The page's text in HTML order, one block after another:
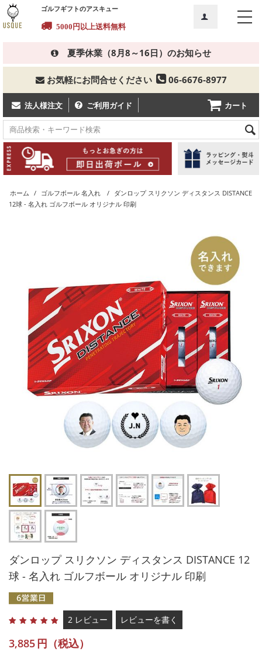
ゴルフギフトのアスキュー
5000円以上送料無料
夏季休業（8月8～16日）のお知らせ
お気軽にお問合せください 06-6676-8977
法人様注文 ご利用ガイド カート
ホーム / ゴルフボール 名入れ / ダンロップ スリクソン ディスタンス DISTANCE
12球 - 名入れ ゴルフボール オリジナル 印刷
ダンロップ スリクソン ディスタンス DISTANCE 12
球 - 名入れ ゴルフボール オリジナル 印刷
2 レビュー レビューを書く
3,885円（税込）